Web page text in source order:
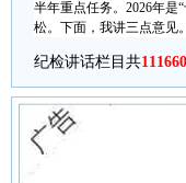
半年重点任务。2026年是
松。下面，我讲三点意见
纪检讲话栏目共111660